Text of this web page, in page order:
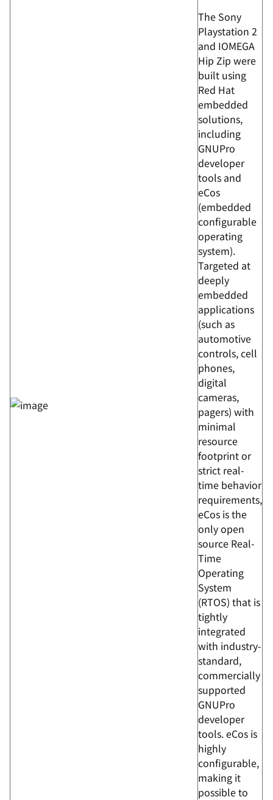
The Sony
Playstation 2
and IOMEGA
Hip Zip were
built using
Red Hat
embedded
solutions,
including
GNUPro
developer
tools and
eCos
(embedded
configurable
operating
system).
Targeted at
deeply
embedded
applications
(such as
automotive
controls, cell
phones,
digital
cameras,
pagers) with
minimal
resource
footprint or
strict real-
time behavior
requirements,
eCos is the
only open
source Real-
Time
Operating
System
(RTOS) that is
tightly
integrated
with industry-
standard,
commercially
supported
GNUPro
developer
tools. eCos is
highly
configurable,
making it
possible to